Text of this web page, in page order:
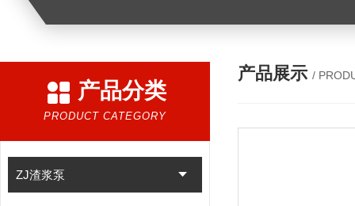
产品分类
PRODUCT CATEGORY
ZJ渣浆泵
产品展示 /